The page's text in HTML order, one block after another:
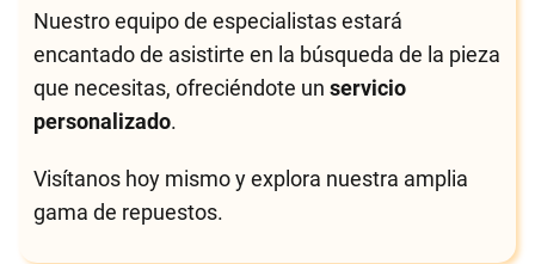
Nuestro equipo de especialistas estará
encantado de asistirte en la búsqueda de la pieza
que necesitas, ofreciéndote unservicio
personalizado.
Visítanos hoy mismo y explora nuestra amplia
gama de repuestos.